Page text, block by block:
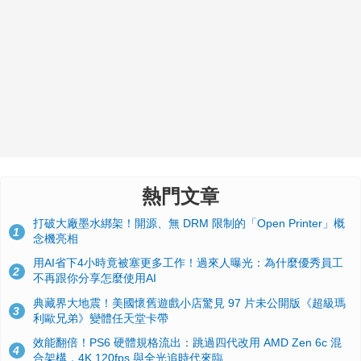
熱門文章
1
打破大廠墨水綁架！開源、無 DRM 限制的「Open Printer」概
念機亮相
2
用AI省下4小時竟被塞更多工作！過來人曝光：為什麼優秀員工
不再跟你分享怎麼使用AI
3
典藏界大地震！美國懷舊遊戲小店驚見 97 片未公開版《超級瑪
利歐兄弟》變體任天堂卡帶
4
效能翻倍！PS6 硬體規格流出：跳過四代改用 AMD Zen 6c 混
合架構，4K 120fps 與全光追時代來臨